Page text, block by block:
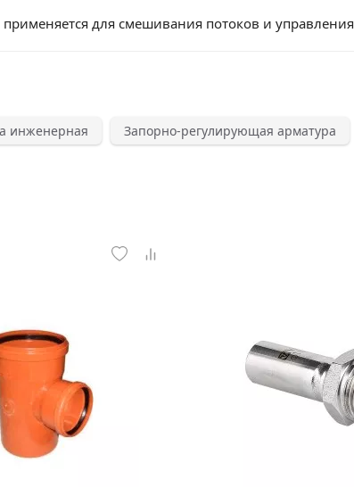
для смешивания потоков и
инженерная Запорно-регулирующая арматура